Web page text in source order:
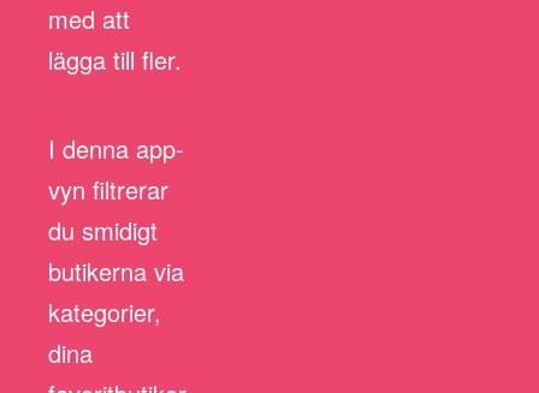
med att
lägga till fler.
I denna app-
vyn filtrerar
du smidigt
butikerna via
kategorier,
dina